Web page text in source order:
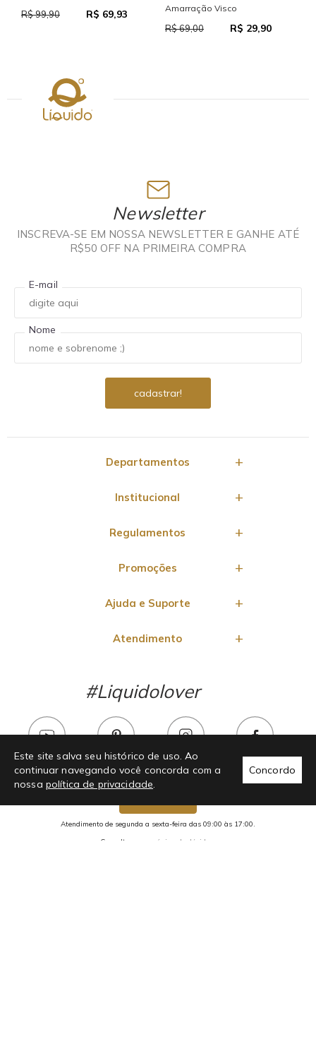
R$ 99,90 R$ 69,93
Amarração Visco
R$ 69,00 R$ 29,90
Este site salva seu histórico de uso. Ao
continuar navegando você concorda com a
nossa política de privacidade.
Concordo
Newsletter
INSCREVA-SE EM NOSSA NEWSLETTER E GANHE ATÉ
R$50 OFF NA PRIMEIRA COMPRA
E-mail
Nome
Departamentos
Institucional
Regulamentos
Promoções
Ajuda e Suporte
Atendimento
#Liquidolover
Atendimento de segunda a sexta-feira das 09:00 às 17:00.
Consulte nossa
página de dúvidas.